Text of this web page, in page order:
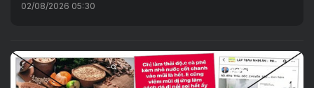
02/08/2026 05:30